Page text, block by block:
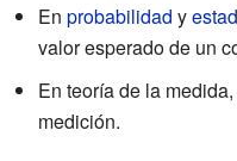
En probabilidad y
valor esperado de un
En teoría de la
medición.